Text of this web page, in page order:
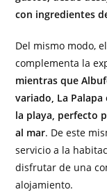
con ingredientes
Del mismo modo,
complementa la
mientras que
variado, La
la playa, perfecto
al mar. De este
servicio a la
disfrutar de una
alojamiento.